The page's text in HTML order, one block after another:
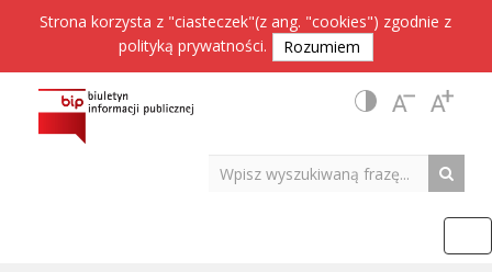
Strona korzysta z "ciasteczek"(z ang. "cookies") zgodnie z
polityką prywatności. Rozumiem